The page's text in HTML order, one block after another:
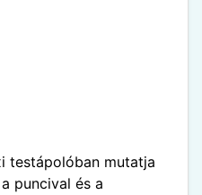
testápolóban mutatja
puncival és a